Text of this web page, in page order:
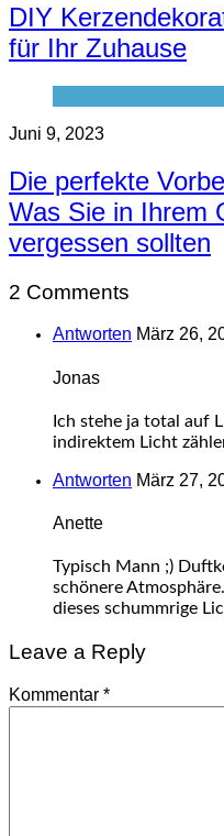
DIY
für Ihr Zuhause
Juni 9, 2023
Die perfekte
Was Sie in Ihrem
vergessen sollten
2 Comments
Antworten März 26,
Jonas
Ich stehe ja total auf
indirektem Licht
Antworten März 27,
Anette
Typisch Mann ;)
schönere
dieses schummrige
Leave a Reply
Kommentar *